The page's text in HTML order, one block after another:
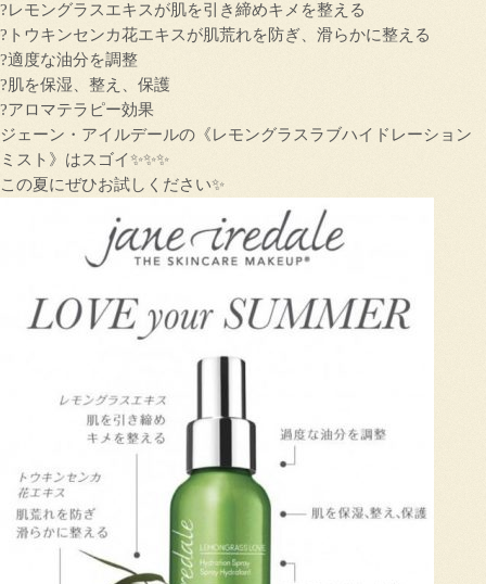
?レモングラスエキスが肌を引き締めキメを整える
?トウキンセンカ花エキスが肌荒れを防ぎ、滑らかに整える
?適度な油分を調整
?肌を保湿、整え、保護
?アロマテラピー効果
ジェーン・アイルデールの《レモングラスラブハイドレーション
ミスト》はスゴイ✨✨✨
この夏にぜひお試しください✨